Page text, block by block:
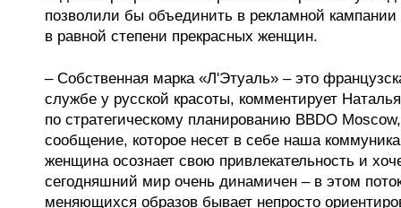
позволили бы объединить в рекламной
в равной степени прекрасных женщин.
– Собственная марка «Л'Этуаль» – это
службе у русской красоты, комментирует
по стратегическому планированию BBDO
сообщение, которое несет в себе наша
женщина осознает свою привлекательность и
сегодняшний мир очень динамичен – в этом
меняющихся образов бывает непросто